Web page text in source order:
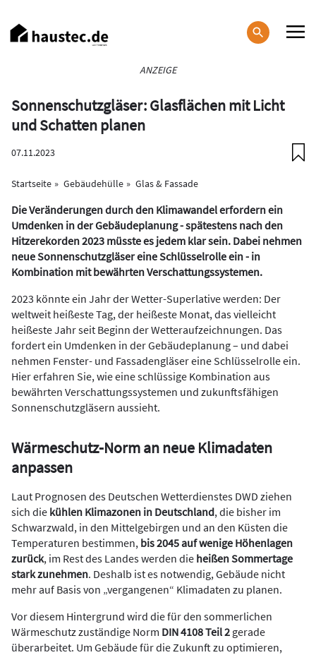
zum
Inhalt
ANZEIGE
Sonnenschutzgläser: Glasflächen mit Licht
und Schatten planen
07.11.2023
Startseite Gebäudehülle Glas & Fassade
Die Veränderungen durch den Klimawandel erfordern ein
Umdenken in der Gebäudeplanung - spätestens nach den
Hitzerekorden 2023 müsste es jedem klar sein. Dabei nehmen
neue Sonnenschutzgläser eine Schlüsselrolle ein - in
Kombination mit bewährten Verschattungssystemen.
2023 könnte ein Jahr der Wetter-Superlative werden: Der
weltweit heißeste Tag, der heißeste Monat, das vielleicht
heißeste Jahr seit Beginn der Wetteraufzeichnungen. Das
fordert ein Umdenken in der Gebäudeplanung – und dabei
nehmen Fenster- und Fassadengläser eine Schlüsselrolle ein.
Hier erfahren Sie, wie eine schlüssige Kombination aus
bewährten Verschattungssystemen und zukunftsfähigen
Sonnenschutzgläsern aussieht.
Wärmeschutz-Norm an neue Klimadaten
anpassen
Laut Prognosen des Deutschen Wetterdienstes DWD ziehen
sich die kühlen Klimazonen in Deutschland, die bisher im
Schwarzwald, in den Mittelgebirgen und an den Küsten die
Temperaturen bestimmen, bis 2045 auf wenige Höhenlagen
zurück, im Rest des Landes werden die heißen Sommertage
stark zunehmen. Deshalb ist es notwendig, Gebäude nicht
mehr auf Basis von „vergangenen“ Klimadaten zu planen.
Vor diesem Hintergrund wird die für den sommerlichen
Wärmeschutz zuständige Norm DIN 4108 Teil 2 gerade
überarbeitet. Um Gebäude für die Zukunft zu optimieren,